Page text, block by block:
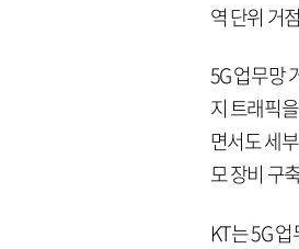
역 단위 거
5G 업무망
지 트래픽
면서도 세
모 장비 구
KT는 5G